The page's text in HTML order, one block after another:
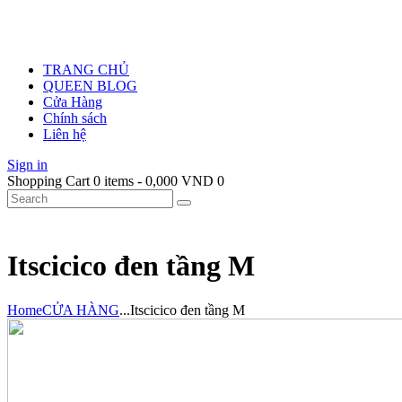
TRANG CHỦ
QUEEN BLOG
Cửa Hàng
Chính sách
Liên hệ
Sign in
Shopping Cart 0 items - 0,000 VND 0
Itscicico đen tầng M
HomeCỬA HÀNG...Itscicico đen tầng M